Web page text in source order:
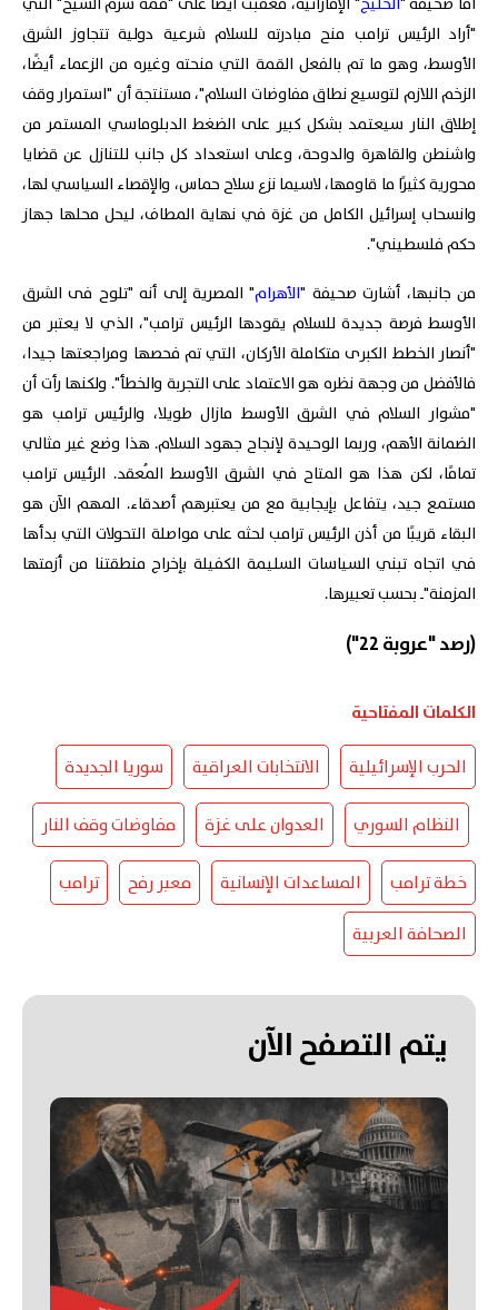
"أراد الرئيس ترامب منح مبادرته للسلام شرعية دولية تتجاوز الشرق
الأوسط، وهو ما تم بالفعل القمة التي منحته وغيره من الزعماء أيضًا،
الزخم اللازم لتوسيع نطاق مفاوضات السلام"، مستنتجة أن "استمرار وقف
إطلاق النار سيعتمد بشكل كبير على الضغط الدبلوماسي المستمر من
واشنطن والقاهرة والدوحة، وعلى استعداد كل جانب للتنازل عن قضايا
محورية كثيرًا ما قاومها، لاسيما نزع سلاح حماس، والإقصاء السياسي لها،
وانسحاب إسرائيل الكامل من غزة في نهاية المطاف، ليحل محلها جهاز
حكم فلسطيني".
من جانبها، أشارت صحيفة "الأهرام" المصرية إلى أنه "تلوح فى الشرق
الأوسط فرصة جديدة للسلام يقودها الرئيس ترامب"، الذي لا يعتبر من
"أنصار الخطط الكبرى متكاملة الأركان، التي تم فحصها ومراجعتها جيدا،
فالأفضل من وجهة نظره هو الاعتماد على التجربة والخطأ". ولكنها رأت أن
"مشوار السلام في الشرق الأوسط مازال طويلا، والرئيس ترامب هو
الضمانة الأهم، وربما الوحيدة لإنجاح جهود السلام. هذا وضع غير مثالي
تمامًا، لكن هذا هو المتاح في الشرق الأوسط المُعقد. الرئيس ترامب
مستمع جيد، يتفاعل بإيجابية مع من يعتبرهم أصدقاء. المهم الآن هو
البقاء قريبًا من أذن الرئيس ترامب لحثه على مواصلة التحولات التي بدأها
في اتجاه تبني السياسات السليمة الكفيلة بإخراج منطقتنا من أزمتها
المزمنة"ـ بحسب تعبيرها.
(رصد "عروبة 22")
الكلمات المفتاحية
الحرب الإسرائيلية الانتخابات العراقية سوريا الجديدة
النظام السوري العدوان على غزة مفاوضات وقف النار
خطة ترامب المساعدات الإنسانية معبر رفح
ترامب
الصحافة العربية
يتم التصفح الآن